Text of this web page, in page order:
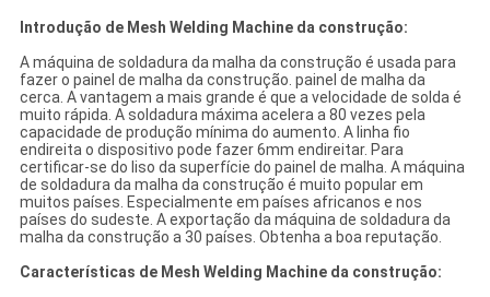
Introdução de Mesh Welding Machine da construção:
A máquina de soldadura da malha da construção é usada para
fazer o painel de malha da construção. painel de malha da
cerca. A vantagem a mais grande é que a velocidade de solda é
muito rápida. A soldadura máxima acelera a 80 vezes pela
capacidade de produção mínima do aumento. A linha fio
endireita o dispositivo pode fazer 6mm endireitar. Para
certificar-se do liso da superfície do painel de malha. A máquina
de soldadura da malha da construção é muito popular em
muitos países. Especialmente em países africanos e nos
países do sudeste. A exportação da máquina de soldadura da
malha da construção a 30 países. Obtenha a boa reputação.
Características de Mesh Welding Machine da construção: